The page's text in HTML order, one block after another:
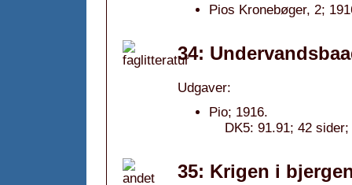
Pios Kronebøger, 2;
34:
Udgaver:
Pio; 1916.
DK5: 91.91; 42
35: Krigen i